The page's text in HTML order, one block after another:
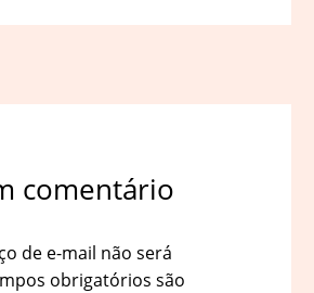
comentário
de e-mail não será
obrigatórios são